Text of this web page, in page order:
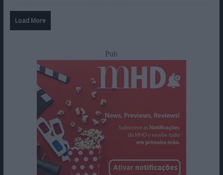
Load More
Pub